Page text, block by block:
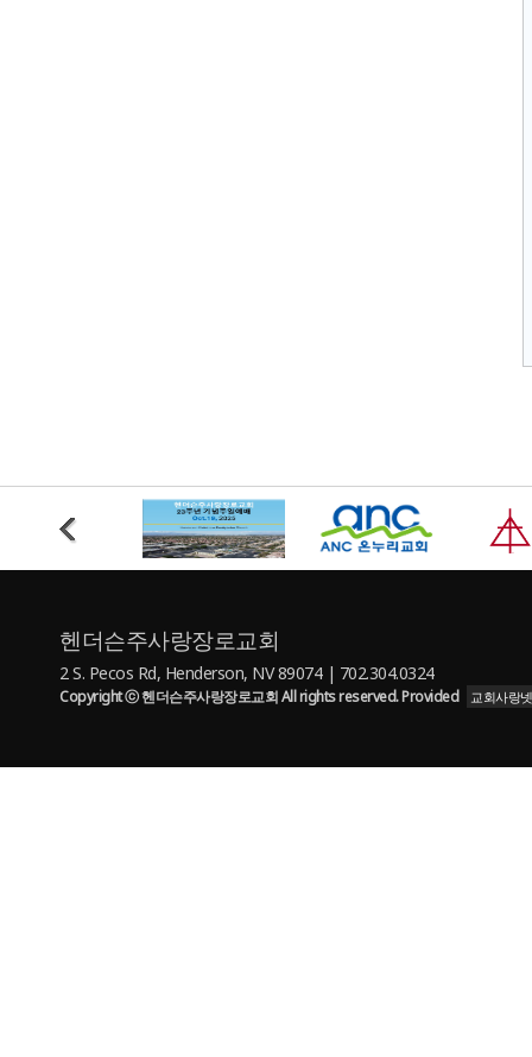
헨더슨주사랑장로교회
2 S. Pecos Rd, Henderson, NV 89074 | 702.304.0324
Copyright ⓒ 헨더슨주사랑장로교회 All rights reserved. Provided 교회사랑넷